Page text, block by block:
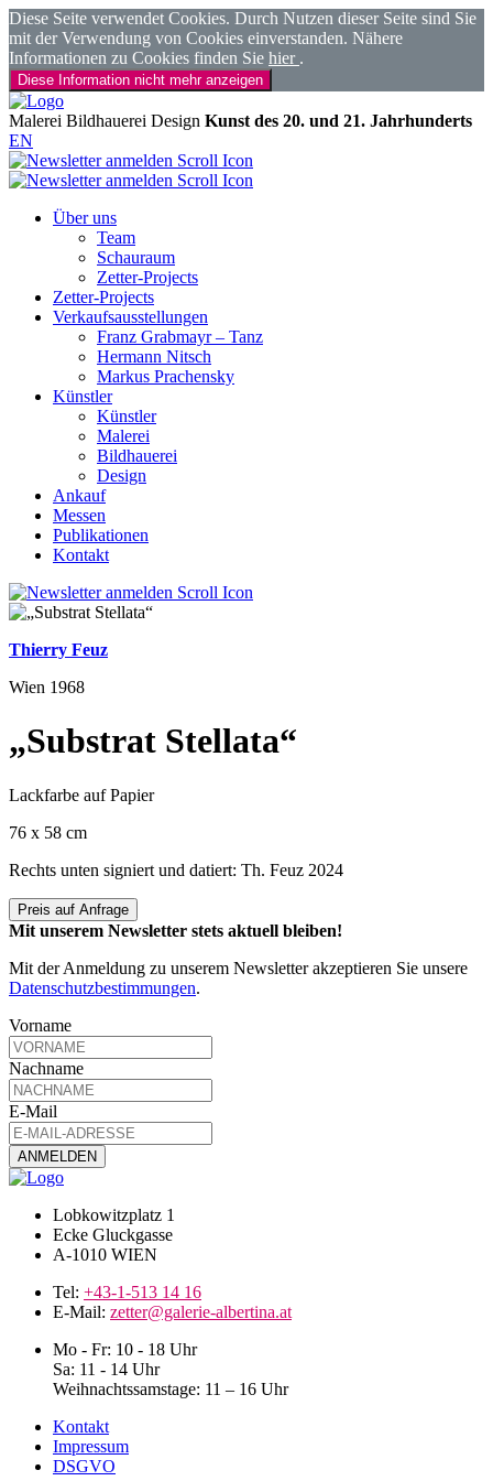
Diese Seite verwendet Cookies. Durch Nutzen dieser Seite sind Sie
mit der Verwendung von Cookies einverstanden. Nähere
Informationen zu Cookies finden Sie hier .
Diese Information nicht mehr anzeigen
Malerei Bildhauerei Design Kunst des 20. und 21. Jahrhunderts
EN
Über uns
Team
Schauraum
Zetter-Projects
Zetter-Projects
Verkaufsausstellungen
Franz Grabmayr – Tanz
Hermann Nitsch
Markus Prachensky
Künstler
Künstler
Malerei
Bildhauerei
Design
Ankauf
Messen
Publikationen
Kontakt
Thierry Feuz
Wien 1968
„Substrat Stellata“
Lackfarbe auf Papier
76 x 58 cm
Rechts unten signiert und datiert: Th. Feuz 2024
Preis auf Anfrage
Mit unserem Newsletter stets aktuell bleiben!
Mit der Anmeldung zu unserem Newsletter akzeptieren Sie unsere
Datenschutzbestimmungen.
Vorname
Nachname
E-Mail
Lobkowitzplatz 1
Ecke Gluckgasse
A-1010 WIEN
Tel: +43-1-513 14 16
E-Mail: zetter@galerie-albertina.at
Mo - Fr: 10 - 18 Uhr
Sa: 11 - 14 Uhr
Weihnachtssamstage: 11 – 16 Uhr
Kontakt
Impressum
DSGVO